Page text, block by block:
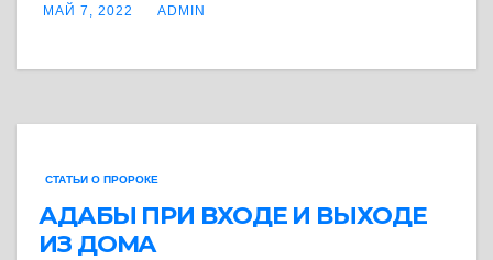
МАЙ 7, 2022 ADMIN
СТАТЬИ О ПРОРОКЕ
АДАБЫ ПРИ ВХОДЕ И ВЫХОДЕ
ИЗ ДОМА